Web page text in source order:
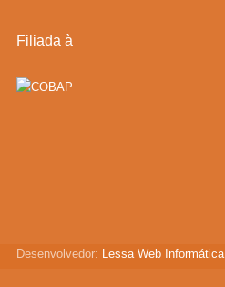
Filiada à
Desenvolvedor: Lessa Web Informática